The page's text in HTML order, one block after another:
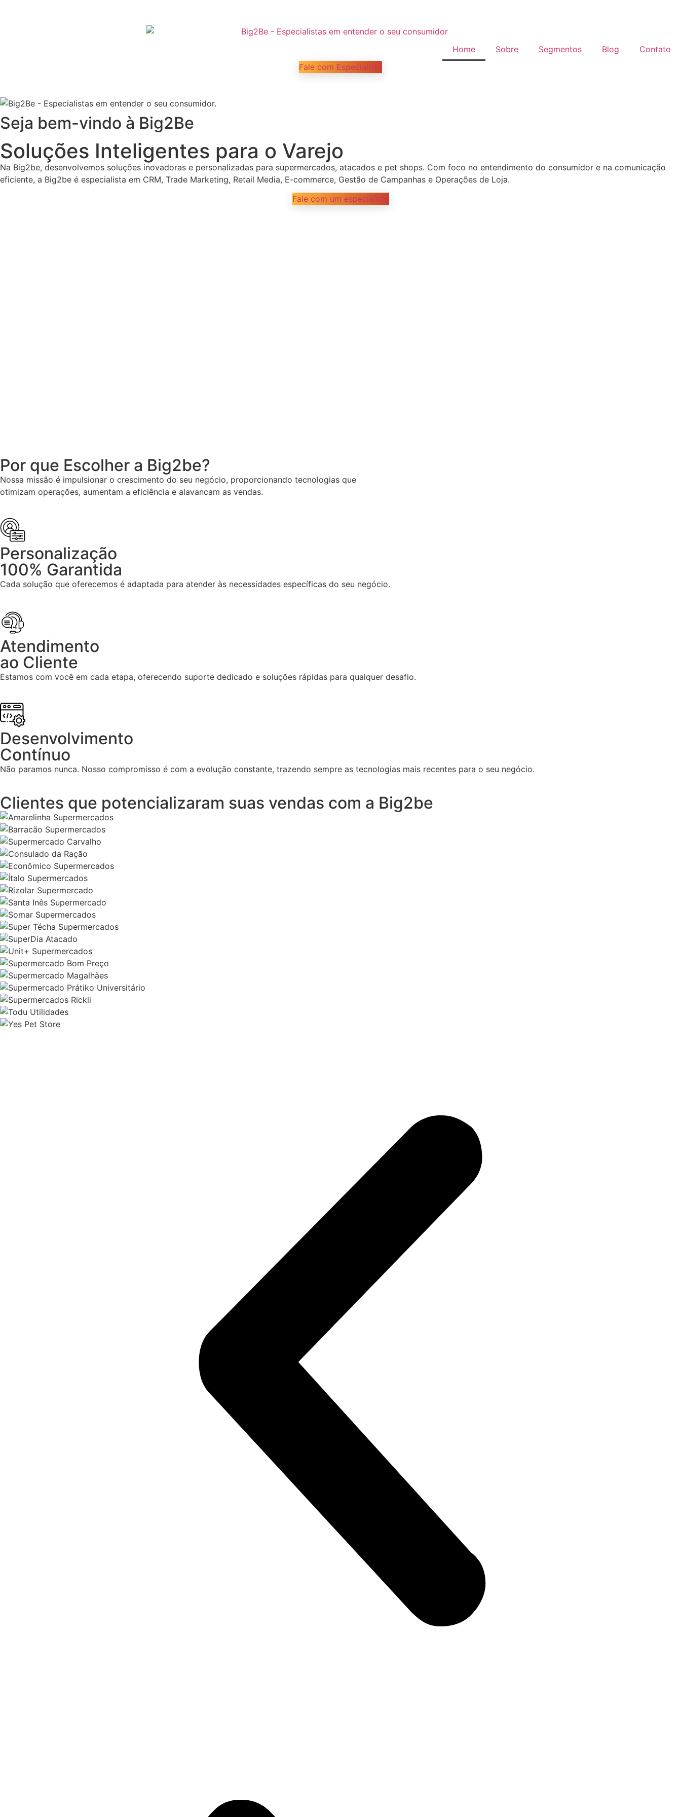
Home Sobre Segmentos Blog
Contato
Fale com Especialista
Seja bem-vindo à Big2Be
Soluções Inteligentes para o Varejo
Na Big2be, desenvolvemos soluções inovadoras e personalizadas para supermercados, atacados e pet shops. Com foco no entendimento do consumidor e na comunicação
eficiente, a Big2be é especialista em CRM, Trade Marketing, Retail Media, E-commerce, Gestão de Campanhas e Operações de Loja.
Fale com um especialista
Por que Escolher a Big2be?
Nossa missão é impulsionar o crescimento do seu negócio, proporcionando tecnologias que
otimizam operações, aumentam a eficiência e alavancam as vendas.
Personalização
100% Garantida
Cada solução que oferecemos é adaptada para atender às necessidades específicas do seu negócio.
Atendimento
ao Cliente
Estamos com você em cada etapa, oferecendo suporte dedicado e soluções rápidas para qualquer desafio.
Desenvolvimento
Contínuo
Não paramos nunca. Nosso compromisso é com a evolução constante, trazendo sempre as tecnologias mais recentes para o seu negócio.
Clientes que potencializaram suas vendas com a Big2be